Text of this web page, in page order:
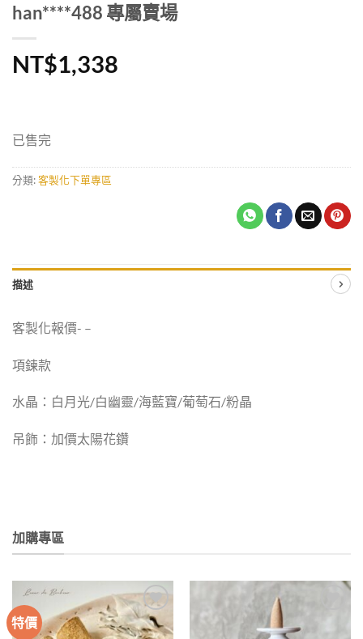
han****488 專屬賣場
NT$1,338
已售完
分類:客製化下單專區
描述
客製化報價- –
項鍊款
水晶：白月光/白幽靈/海藍寶/葡萄石/粉晶
吊飾：加價太陽花鑽
加購專區
特價
加入
收藏
收藏